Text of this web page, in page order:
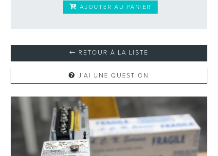
AJOUTER AU PANIER
RETOUR À LA LISTE
J'AI UNE QUESTION